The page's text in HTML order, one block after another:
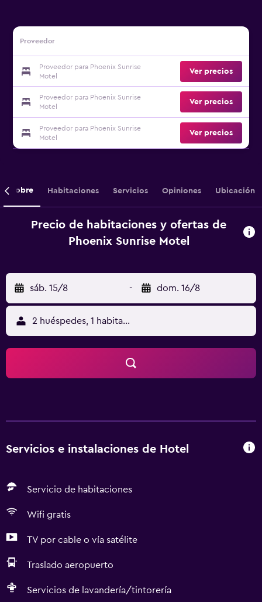
Proveedor
Proveedor para Phoenix Sunrise
Motel
Ver precios
Proveedor para Phoenix Sunrise
Motel
Ver precios
Proveedor para Phoenix Sunrise
Motel
Ver precios
Sobre Habitaciones Servicios Opiniones Ubicación
Precio de habitaciones y ofertas de
Phoenix Sunrise Motel
sáb. 15/8 - dom. 16/8
2 huéspedes, 1 habitación
Servicios e instalaciones de Hotel
Servicio de habitaciones
Wifi gratis
TV por cable o vía satélite
Traslado aeropuerto
Servicios de lavandería/tintorería